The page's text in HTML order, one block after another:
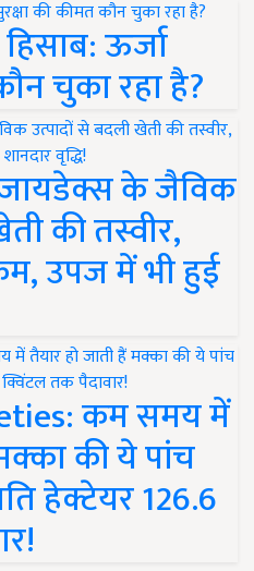
ऊर्जा
चुका रहा है?
के जैविक
की तस्वीर,
उपज में भी हुई
कम समय में
की ये पांच
हेक्टेयर 126.6